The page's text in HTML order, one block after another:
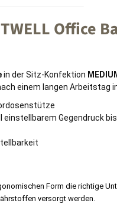
Office
in der Sitz-Konfektion
einem langen
Gegendruck
Form die richtige
versorgt werden.